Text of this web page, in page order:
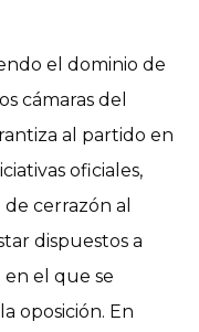
el dominio de
cámaras del
al partido en
oficiales,
cerrazón al
dispuestos a
el que se
oposición. En